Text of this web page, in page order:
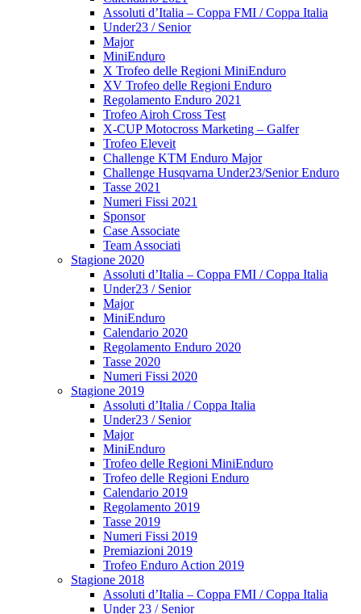
Assoluti d’Italia – Coppa FMI / Coppa Italia
Under23 / Senior
Major
MiniEnduro
X Trofeo delle Regioni MiniEnduro
XV Trofeo delle Regioni Enduro
Regolamento Enduro 2021
Trofeo Airoh Cross Test
X-CUP Motocross Marketing – Galfer
Trofeo Eleveit
Challenge KTM Enduro Major
Challenge Husqvarna Under23/Senior Enduro
Tasse 2021
Numeri Fissi 2021
Sponsor
Case Associate
Team Associati
Stagione 2020
Assoluti d’Italia – Coppa FMI / Coppa Italia
Under23 / Senior
Major
MiniEnduro
Calendario 2020
Regolamento Enduro 2020
Tasse 2020
Numeri Fissi 2020
Stagione 2019
Assoluti d’Italia / Coppa Italia
Under23 / Senior
Major
MiniEnduro
Trofeo delle Regioni MiniEnduro
Trofeo delle Regioni Enduro
Calendario 2019
Regolamento 2019
Tasse 2019
Numeri Fissi 2019
Premiazioni 2019
Trofeo Enduro Action 2019
Stagione 2018
Assoluti d’Italia – Coppa FMI / Coppa Italia
Under 23 / Senior